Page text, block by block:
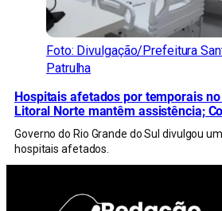
Foto: Divulgação/Prefeitura
Patrulha
Hospitais afetados por temporais
Litoral Norte mantêm assistência;
Governo do Rio Grande do Sul divulgou
hospitais afetados.